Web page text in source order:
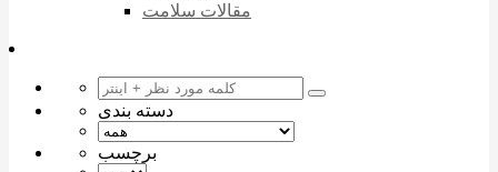
مقالات سلامت
دسته بندی
برچسب